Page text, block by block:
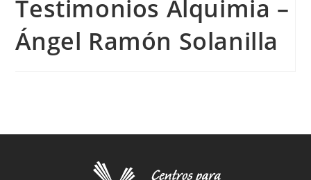
Testimonios Alquimia –
Ángel Ramón Solanilla